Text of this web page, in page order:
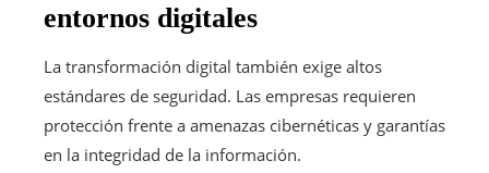
entornos digitales
La transformación digital también exige altos
estándares de seguridad. Las empresas requieren
protección frente a amenazas cibernéticas y garantías
en la integridad de la información.